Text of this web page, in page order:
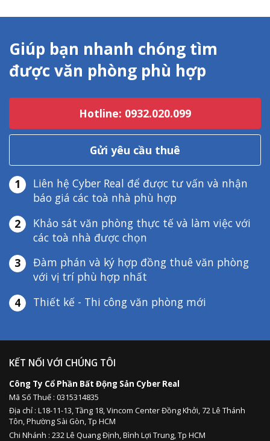
Giúp bạn nhanh chóng tìm
được văn phòng phù hợp
Hotline: 0932.020.099
Gửi yêu cầu thuê
1
Liên hệ Cyber Real để được tư vấn và nhận
báo giá các toà nhà phù hợp
2
Khảo sát văn phòng thực tế và làm việc với
các toà nhà được chọn
3
Đàm phán và ký hợp đồng thuê văn phòng
với vị trí phù hợp nhất
4
Thiết kế - Thi công văn phòng mới
KẾT NỐI VỚI CHÚNG TÔI
Công Ty Cổ Phần Bất Động Sản Cyber Real
Mã Số Thuế : 0315314835
Địa chỉ : L18-11-13,Tầng 18, Vincom Center Đồng Khởi, 72 Lê Thánh
Tôn, Phường Sài Gòn, Tp HCM
Chi Nhánh : 232 Lê Quang Định,Bình Lợi Trung,Tp HCM